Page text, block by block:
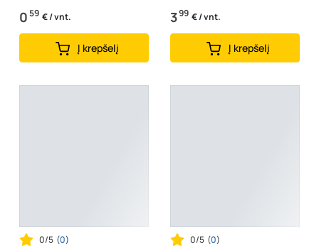
059 € / vnt.
Į krepšelį
399 € / vnt.
Į krepšelį
0/5 (0)
0/5 (0)